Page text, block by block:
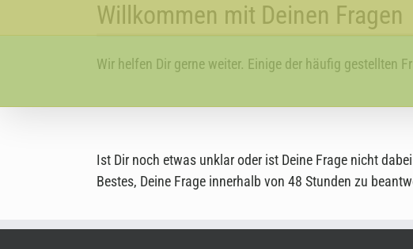
Willkommen mit Deinen Fragen
Wir helfen Dir gerne weiter. Einige der häufig gestellten
Ist Dir noch etwas unklar oder ist Deine Frage nicht
Bestes, Deine Frage innerhalb von 48 Stunden zu